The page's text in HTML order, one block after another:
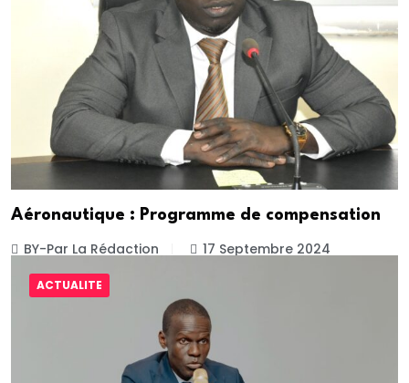
Aéronautique : Programme de compensation
BY-Par La Rédaction 17 Septembre 2024
ACTUALITE